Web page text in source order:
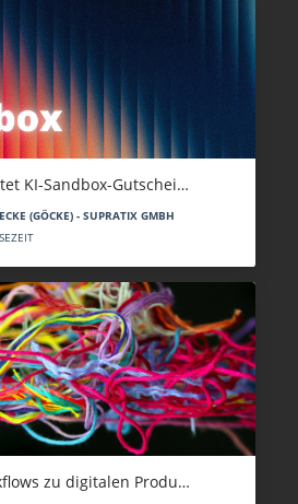
KI-Sandbox-Gutschei…
(GÖCKE) - SUPRATIX GMBH
zu digitalen Produ…